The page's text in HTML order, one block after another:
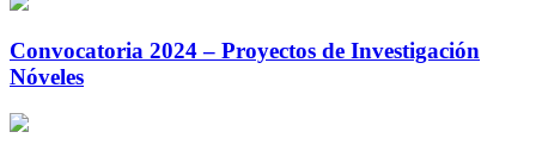
Convocatoria 2024 – Proyectos de Investigación
Nóveles